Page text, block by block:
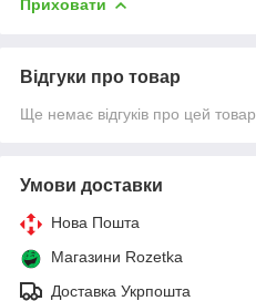
Приховати
Відгуки про товар
Ще немає відгуків про цей товар
Умови доставки
Нова Пошта
Магазини Rozetka
Доставка Укрпошта